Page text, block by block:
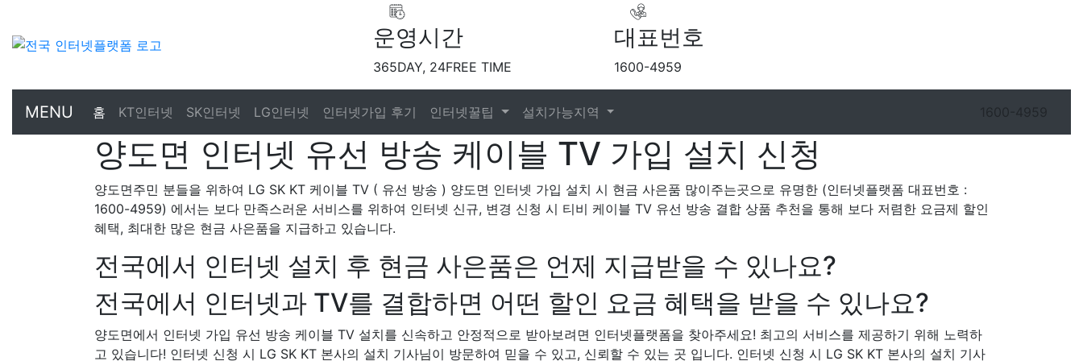
운영시간
365DAY, 24FREE TIME
대표번호
1600-4959
MENU 홈 KT인터넷 SK인터넷 LG인터넷 인터넷가입 후기 인터넷꿀팁 설치가능지역 1600-4959
양도면 인터넷 유선 방송 케이블 TV 가입 설치 신청
양도면주민 분들을 위하여 LG SK KT 케이블 TV ( 유선 방송 ) 양도면 인터넷 가입 설치 시 현금 사은품 많이주는곳으로 유명한 (인터넷플랫폼 대표번호 :
1600-4959) 에서는 보다 만족스러운 서비스를 위하여 인터넷 신규, 변경 신청 시 티비 케이블 TV 유선 방송 결합 상품 추천을 통해 보다 저렴한 요금제 할인
혜택, 최대한 많은 현금 사은품을 지급하고 있습니다.
전국에서 인터넷 설치 후 현금 사은품은 언제 지급받을 수 있나요?
전국에서 인터넷과 TV를 결합하면 어떤 할인 요금 혜택을 받을 수 있나요?
양도면에서 인터넷 가입 유선 방송 케이블 TV 설치를 신속하고 안정적으로 받아보려면 인터넷플랫폼을 찾아주세요! 최고의 서비스를 제공하기 위해 노력하
고 있습니다! 인터넷 신청 시 LG SK KT 본사의 설치 기사님이 방문하여 믿을 수 있고, 신뢰할 수 있는 곳 입니다. 인터넷 신청 시 LG SK KT 본사의 설치 기사